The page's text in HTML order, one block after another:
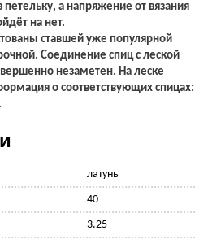
петельку, а напряжение от вязания
на нет.
ставшей уже популярной
Соединение спиц с леской
незаметен. На леске
о соответствующих спицах:
латунь
40
3.25